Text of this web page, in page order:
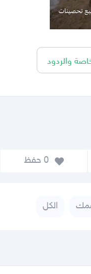
والردود
0
الكل